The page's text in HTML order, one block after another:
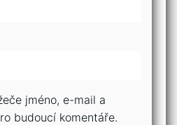
jméno, e-mail a
budoucí komentáře.